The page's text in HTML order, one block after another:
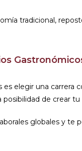
tradicional,
elegir una carrera
posibilidad de crear
globales y te